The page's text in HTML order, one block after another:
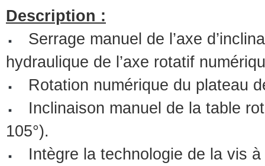
Description :
Serrage manuel de l’axe
hydraulique de l’axe rotatif
Rotation numérique du plateau
Inclinaison manuel de la table
105°).
Intègre la technologie de la vis à